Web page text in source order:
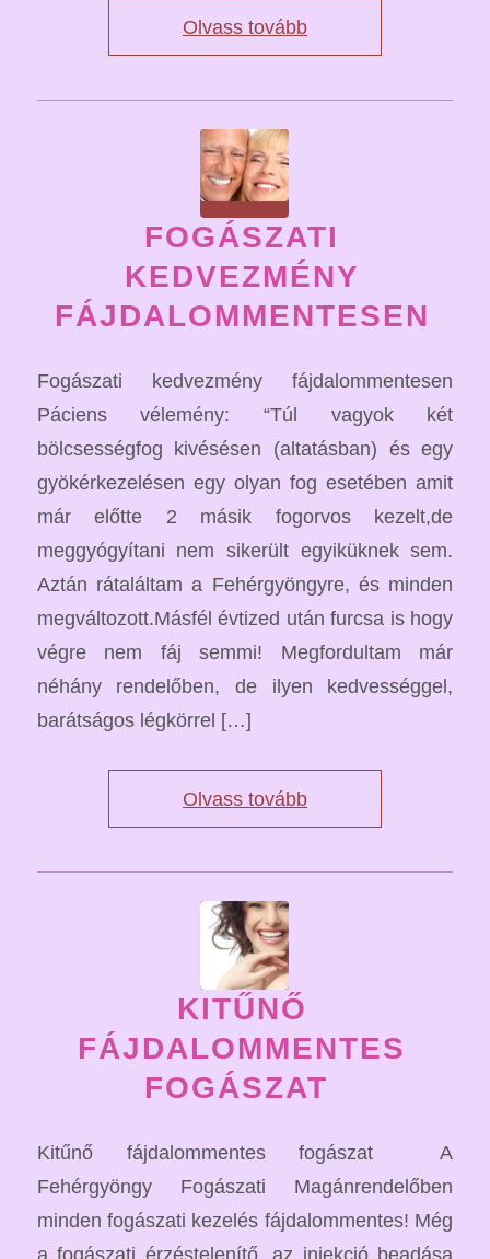
Olvass tovább
FOGÁSZATI
KEDVEZMÉNY
FÁJDALOMMENTESEN
Fogászati kedvezmény fájdalommentesen
Páciens vélemény: “Túl vagyok két
bölcsességfog kivésésen (altatásban) és egy
gyökérkezelésen egy olyan fog esetében amit
már előtte 2 másik fogorvos kezelt,de
meggyógyítani nem sikerült egyiküknek sem.
Aztán rátaláltam a Fehérgyöngyre, és minden
megváltozott.Másfél évtized után furcsa is hogy
végre nem fáj semmi! Megfordultam már
néhány rendelőben, de ilyen kedvességgel,
barátságos légkörrel […]
Olvass tovább
KITŰNŐ
FÁJDALOMMENTES
FOGÁSZAT
Kitűnő fájdalommentes fogászat A
Fehérgyöngy Fogászati Magánrendelőben
minden fogászati kezelés fájdalommentes! Még
a fogászati érzéstelenítő, az injekció beadása